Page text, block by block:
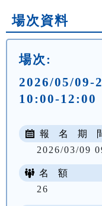
場次資料
場次:
2026/05/09-
10:00-12:00
報 名 期
2026/03/09
名 額
26